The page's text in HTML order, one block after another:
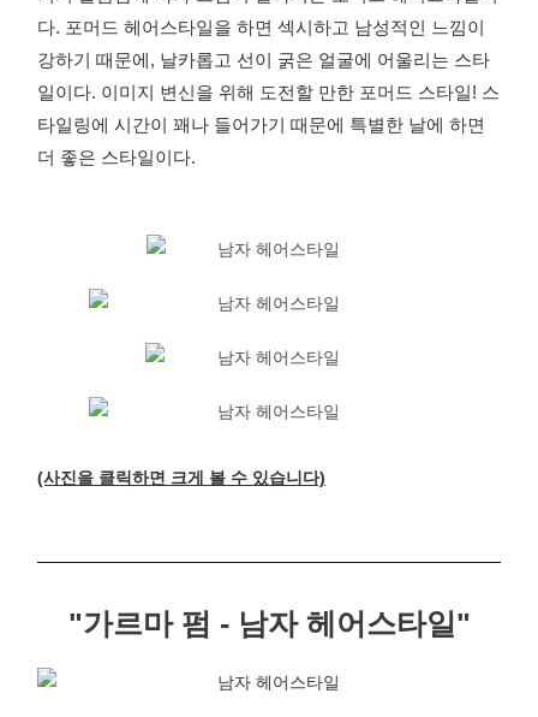
다. 포머드 헤어스타일을 하면 섹시하고 남성적인 느낌이
강하기 때문에, 날카롭고 선이 굵은 얼굴에 어울리는 스타
일이다. 이미지 변신을 위해 도전할 만한 포머드 스타일! 스
타일링에 시간이 꽤나 들어가기 때문에 특별한 날에 하면
더 좋은 스타일이다.
(사진을 클릭하면 크게 볼 수 있습니다)
"가르마 펌 - 남자 헤어스타일"